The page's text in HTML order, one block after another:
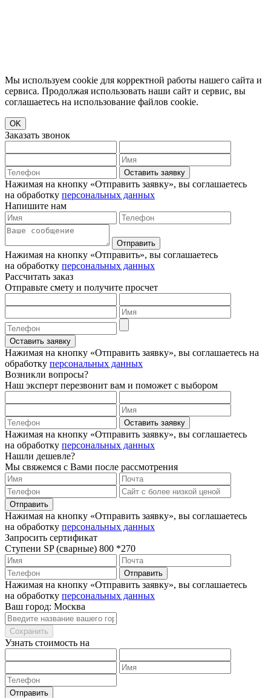
Мы используем cookie для корректной работы нашего сайта и
сервиса. Продолжая использовать наши сайт и сервис, вы
соглашаетесь на использование файлов cookie.
OK
Заказать звонок
Оставить заявку
Нажимая на кнопку «Отправить заявку», вы соглашаетесь
на обработку персональных данных
Напишите нам
Отправить
Нажимая на кнопку «Отправить», вы соглашаетесь
на обработку персональных данных
Рассчитать заказ
Отправьте смету и получите просчет
Оставить заявку
Нажимая на кнопку «Отправить заявку», вы соглашаетесь на
обработку персональных данных
Возникли вопросы?
Наш эксперт перезвонит вам и поможет с выбором
Оставить заявку
Нажимая на кнопку «Отправить заявку», вы соглашаетесь
на обработку персональных данных
Нашли дешевле?
Мы свяжемся с Вами после рассмотрения
Отправить
Нажимая на кнопку «Отправить заявку», вы соглашаетесь
на обработку персональных данных
Запросить сертификат
Ступени SP (сварные) 800 *270
Отправить
Нажимая на кнопку «Отправить заявку», вы соглашаетесь
на обработку персональных данных
Ваш город: Москва
Сохранить
Узнать стоимость на
Отправить